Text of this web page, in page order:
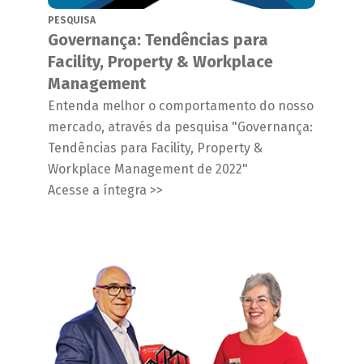
PESQUISA
Governança: Tendências para
Facility, Property & Workplace
Management
Entenda melhor o comportamento do nosso
mercado, através da pesquisa "Governança:
Tendências para Facility, Property &
Workplace Management de 2022"
Acesse a íntegra >>